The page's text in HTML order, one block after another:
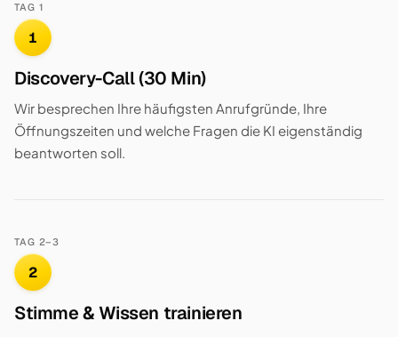
TAG 1
1
Discovery-Call (30 Min)
Wir besprechen Ihre häufigsten Anrufgründe, Ihre
Öffnungszeiten und welche Fragen die KI eigenständig
beantworten soll.
TAG 2–3
2
Stimme & Wissen trainieren